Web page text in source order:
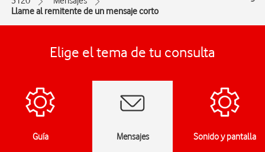
Llame al remitente de un mensaje corto
Elige el tema de tu consulta
Guía Mensajes Sonido y pantalla